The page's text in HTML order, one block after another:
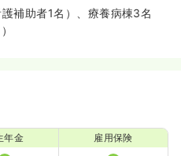
補助者1名）、療養病棟3名
年金 雇用保険